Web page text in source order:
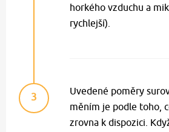
horkého vzduchu a
rychlejší).
3
Uvedené poměry
měním je podle toho,
zrovna k dispozici.